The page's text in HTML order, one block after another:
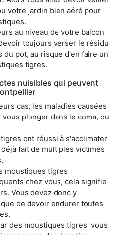
votre jardin bien aéré pour
au niveau de votre balcon
toujours verser le résidu
du pot, au risque d'en faire un
tigres.
nuisibles qui peuvent
cas, les maladies causées
plonger dans le coma, ou
ont réussi à s'acclimater
fait de multiples victimes
moustiques tigres
chez vous, cela signifie
Vous devez donc y
de devoir endurer toutes
des moustiques tigres, vous